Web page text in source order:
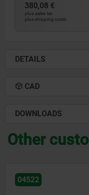
380,08 €
plus sales tax
plus shipping costs
DETAILS
CAD
DOWNLOADS
Other